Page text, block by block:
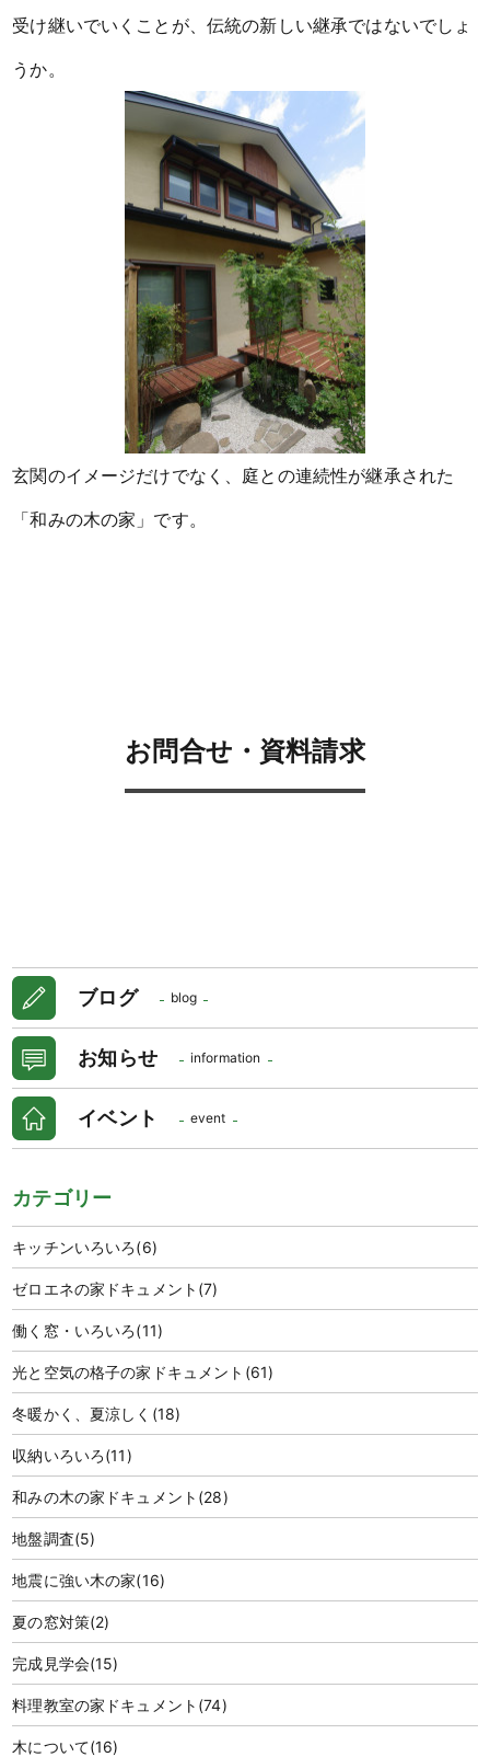
受け継いでいくことが、伝統の新しい継承ではないでしょ
うか。
玄関のイメージだけでなく、庭との連続性が継承された
「和みの木の家」です。
お問合せ・資料請求
ブログ blog
お知らせ information
イベント event
カテゴリー
キッチンいろいろ(6)
ゼロエネの家ドキュメント (7)
働く窓・いろいろ(11)
光と空気の格子の家ドキュメント (61)
冬暖かく、夏涼しく (18)
収納いろいろ(11)
和みの木の家ドキュメント (28)
地盤調査(5)
地震に強い木の家(16)
夏の窓対策(2)
完成見学会(15)
料理教室の家ドキュメント (74)
木について(16)